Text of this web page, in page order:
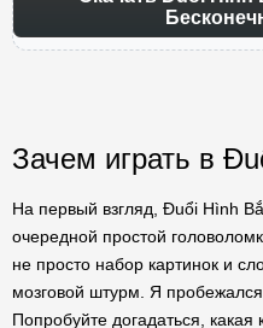
Зачем играть в
На первый взгляд, Đuổi Hình
очередной простой
не просто набор картинок и
мозговой штурм. Я
Попробуйте догадаться, какая